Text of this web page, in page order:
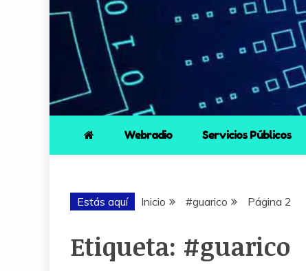
Webradio Servicios Públicos
Estás aquí Inicio #guarico Página 2
Etiqueta: #guarico